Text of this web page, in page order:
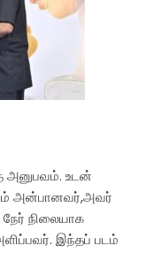
அனுபவம். உடன்
அன்பானவர்,அவர்
நிலையாக
இந்தப் படம்